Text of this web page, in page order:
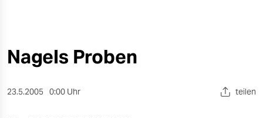
öko
Nagels Proben
23.5.2005 0:00 Uhr teilen